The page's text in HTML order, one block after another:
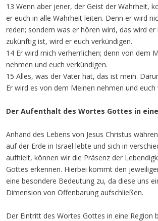
13 Wenn aber jener, der Geist der Wahrheit,
er euch in alle Wahrheit leiten. Denn er wird
reden; sondern was er hören wird, das wird er
zukünftig ist, wird er euch verkündigen.
14 Er wird mich verherrlichen; denn von dem
nehmen und euch verkündigen.
15 Alles, was der Vater hat, das ist mein.
Er wird es von dem Meinen nehmen und euch
Der Aufenthalt des Wortes Gottes in
Anhand des Lebens von Jesus Christus
auf der Erde in Israel lebte und sich in
aufhielt, können wir die Präsenz der
Gottes erkennen. Hierbei kommt den
eine besondere Bedeutung zu, da diese uns
Dimension von Offenbarung aufschließen.
Der Eintritt des Wortes Gottes in eine Region